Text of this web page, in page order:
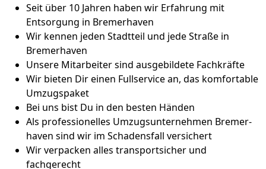
Seit über 10 Jahren haben wir Erfahrung mit
Entsorgung in Bremer­haven
Wir kennen jeden Stadtteil und jede Straße in
Bremer­haven
Unsere Mitarbeiter sind ausgebildete Fachkräfte
Wir bieten Dir einen Fullservice an, das komfortable
Umzugspaket
Bei uns bist Du in den besten Händen
Als professionelles Umzugsunternehmen Bremer­
haven sind wir im Schadensfall versichert
Wir verpacken alles transportsicher und
fachgerecht